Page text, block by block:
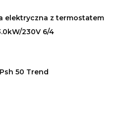
elektryczna z termostatem
230V 6/4
50 Trend